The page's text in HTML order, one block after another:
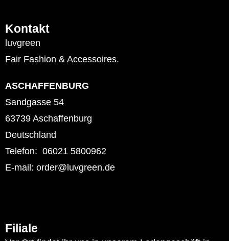
Kontakt
luvgreen
Fair Fashion & Accessoires.
ASCHAFFENBURG
Sandgasse 54
63739 Aschaffenburg
Deutschland
Telefon: 06021 5800962
E-mail: order@luvgreen.de
Filiale